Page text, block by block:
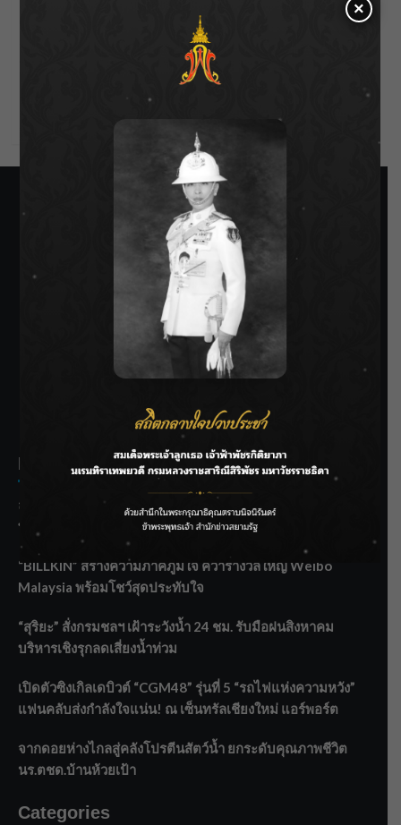
SIAMRATH VARIETY
THE BEST ENTERTAINMENT
Recent Posts
ลุยไม่หยุด!! กรมชลฯ เร่งเคลียร์ผักตบชวา-ติดตั้งเครื่องสูบน้ำ
ทั่วไทย
“BILLKIN” สร้างความภาคภูมิใจ คว้ารางวัลใหญ่ Weibo
Malaysia พร้อมโชว์สุดประทับใจ
“สุริยะ” สั่งกรมชลฯ เฝ้าระวังน้ำ 24 ชม. รับมือฝนสิงหาคม
บริหารเชิงรุกลดเสี่ยงน้ำท่วม
เปิดตัวซิงเกิลเดบิวต์ “CGM48” รุ่นที่ 5 “รถไฟแห่งความหวัง”
แฟนคลับส่งกำลังใจแน่น! ณ เซ็นทรัลเชียงใหม่ แอร์พอร์ต
จากดอยห่างไกลสู่คลังโปรตีนสัตว์น้ำ ยกระดับคุณภาพชีวิต
นร.ตชด.บ้านห้วยเป้า
Categories
×